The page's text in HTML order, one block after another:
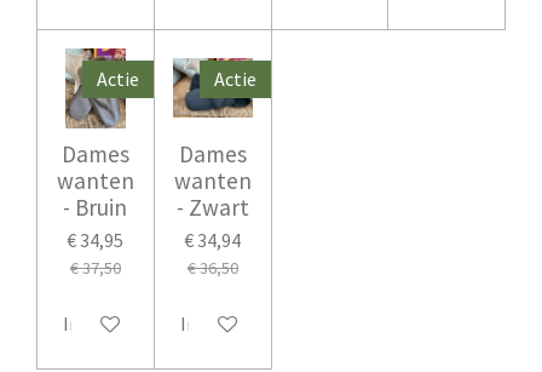
Actie
Dames
wanten
- Bruin
€ 34,95
€ 37,50
In winkelwagen
Actie
Dames
wanten
- Zwart
€ 34,94
€ 36,50
In winkelwagen